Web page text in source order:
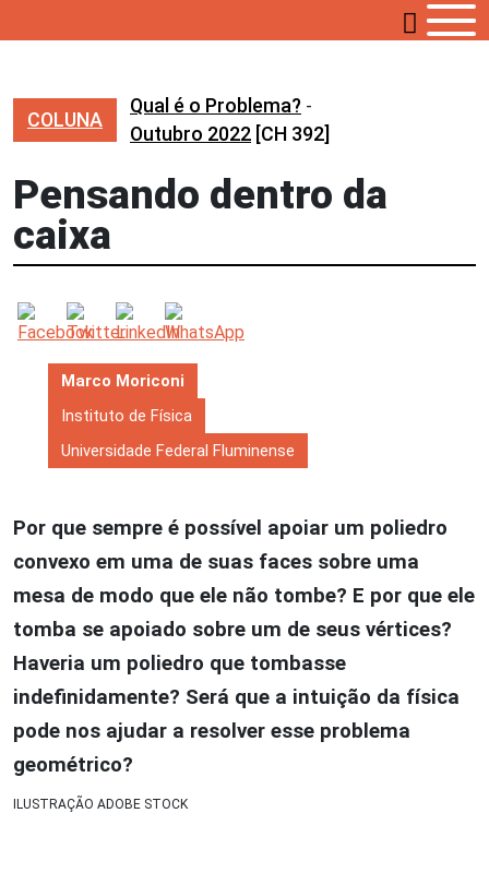
COLUNA
Qual é o Problema? -
Outubro 2022 [CH 392]
Pensando dentro da
caixa
Marco Moriconi
Instituto de Física
Universidade Federal Fluminense
Por que sempre é possível apoiar um poliedro
convexo em uma de suas faces sobre uma
mesa de modo que ele não tombe? E por que ele
tomba se apoiado sobre um de seus vértices?
Haveria um poliedro que tombasse
indefinidamente? Será que a intuição da física
pode nos ajudar a resolver esse problema
geométrico?
ILUSTRAÇÃO ADOBE STOCK